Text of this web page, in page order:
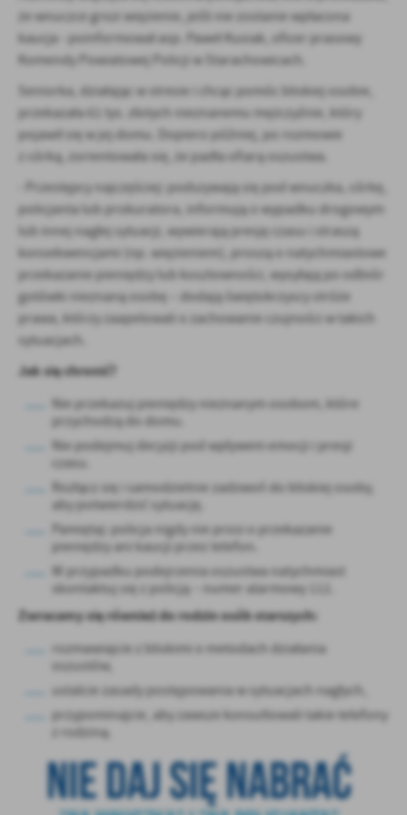
Firmy te działają w charakterze pośredników prezentujących nasze
treści w postaci wiadomości, ofert, komunikatów mediów
społecznościowych.
że wnuczce grozi więzienie, jeśli nie zostanie wpłacona
kaucja - poinformował asp. Paweł Kusiak, oficer prasowy
Komendy Powiatowej Policji w Starachowicach.
Seniorka, działając w stresie i chcąc pomóc bliskiej osobie,
przekazała 61 tys. złotych nieznanemu mężczyźnie, który
pojawił się w jej domu. Dopiero później, po rozmowie
z córką, zorientowała się, że padła ofiarą oszustwa.
- Przestępcy najczęściej: podszywają się pod wnuczka, córkę,
policjanta lub prokuratora, informują o wypadku drogowym
lub innej nagłej sytuacji, wywierają presję czasu i straszą
konsekwencjami (np. więzieniem), proszą o natychmiastowe
przekazanie pieniędzy lub kosztowności, wysyłają po odbiór
gotówki nieznaną osobę – dodają świętokrzyscy stróże
prawa, którzy zaapelowali o zachowanie czujności w takich
sytuacjach.
Jak się chronić?
Nie przekazuj pieniędzy nieznanym osobom, które
przychodzą do domu.
Nie podejmuj decyzji pod wpływem emocji i presji
czasu.
Rozłącz się i samodzielnie zadzwoń do bliskiej osoby,
aby potwierdzić sytuację.
Pamiętaj: policja nigdy nie prosi o przekazanie
pieniędzy ani kaucji przez telefon.
W przypadku podejrzenia oszustwa natychmiast
skontaktuj się z policją – numer alarmowy 112.
Zwracamy się również do rodzin osób starszych:
rozmawiajcie z bliskimi o metodach działania
oszustów,
ustalcie zasady postępowania w sytuacjach nagłych,
przypominajcie, aby zawsze konsultowali takie telefony
z rodziną.